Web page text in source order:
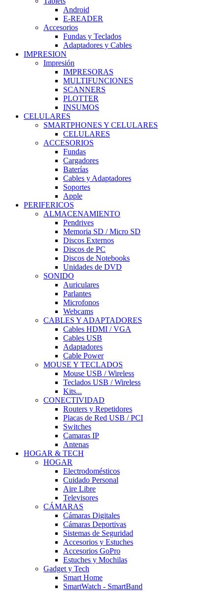
Android
E-READER
Accesorios
Fundas y Teclados
Adaptadores y Cables
IMPRESION
Impresión
IMPRESORAS
MULTIFUNCIONES
SCANNERS
PLOTTER
INSUMOS
CELULARES
SMARTPHONES Y CELULARES
CELULARES
ACCESORIOS
Fundas
Cargadores
Baterías
Cables y Adaptadores
Soportes
Apple
PERIFERICOS
ALMACENAMIENTO
Pendrives
Memoria SD / Micro SD
Discos Externos
Discos de PC
Discos de Notebooks
Unidades de DVD
SONIDO
Auriculares
Parlantes
Microfonos
Webcams
CABLES Y ADAPTADORES
Cables HDMI / VGA
Cables USB
Adaptadores
Cable Power
MOUSE Y TECLADOS
Mouse USB / Wireless
Teclados USB / Wireless
Kits...
CONECTIVIDAD
Routers y Repetidores
Placas de Red USB / PCI
Switches
Camaras IP
Antenas
HOGAR & TECH
HOGAR
Electrodomésticos
Cuidado Personal
Aire Libre
Televisores
CÁMARAS
Cámaras Digitales
Cámaras Deportivas
Sistemas de Seguridad
Accesorios y Estuches
Accesorios GoPro
Estuches y Mochilas
Gadget y Tech
Smart Home
SmartWatch - SmartBand